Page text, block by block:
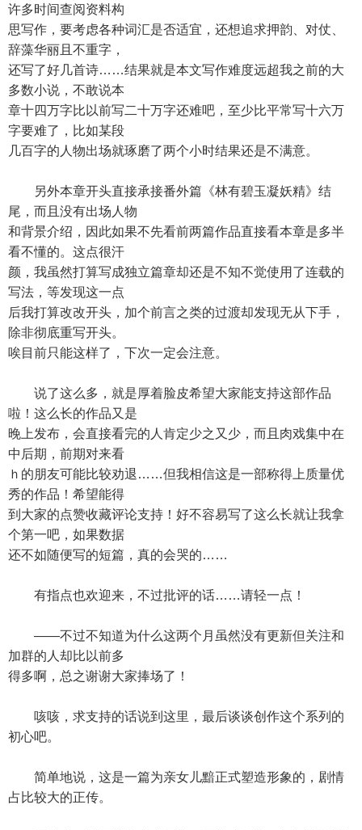
许多时间查阅资料构
思写作，要考虑各种词汇是否适宜，还想追求押韵、对仗、
辞藻华丽且不重字，
还写了好几首诗……结果就是本文写作难度远超我之前的大
多数小说，不敢说本
章十四万字比以前写二十万字还难吧，至少比平常写十六万
字要难了，比如某段
几百字的人物出场就琢磨了两个小时结果还是不满意。
另外本章开头直接承接番外篇《林有碧玉凝妖精》结
尾，而且没有出场人物
和背景介绍，因此如果不先看前两篇作品直接看本章是多半
看不懂的。这点很汗
颜，我虽然打算写成独立篇章却还是不知不觉使用了连载的
写法，等发现这一点
后我打算改改开头，加个前言之类的过渡却发现无从下手，
除非彻底重写开头。
唉目前只能这样了，下次一定会注意。
说了这么多，就是厚着脸皮希望大家能支持这部作品
啦！这么长的作品又是
晚上发布，会直接看完的人肯定少之又少，而且肉戏集中在
中后期，前期对来看
ｈ的朋友可能比较劝退……但我相信这是一部称得上质量优
秀的作品！希望能得
到大家的点赞收藏评论支持！好不容易写了这么长就让我拿
个第一吧，如果数据
还不如随便写的短篇，真的会哭的……
有指点也欢迎来，不过批评的话……请轻一点！
——不过不知道为什么这两个月虽然没有更新但关注和
加群的人却比以前多
得多啊，总之谢谢大家捧场了！
咳咳，求支持的话说到这里，最后谈谈创作这个系列的
初心吧。
简单地说，这是一篇为亲女儿黯正式塑造形象的，剧情
占比较大的正传。